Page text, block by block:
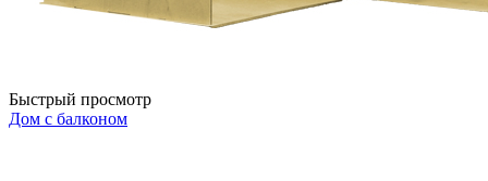
Быстрый просмотр
Дом с балконом